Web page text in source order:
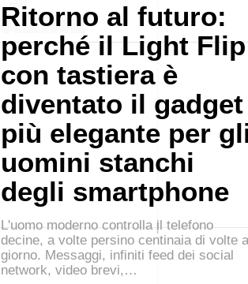
Ritorno al futuro:
perché il Light Flip
con tastiera è
diventato il gadget
più elegante per
uomini stanchi
degli smartphone
L'uomo moderno controlla il telefono
decine, a volte persino centinaia di volte
giorno. Messaggi, infiniti feed dei social
network, video brevi,…